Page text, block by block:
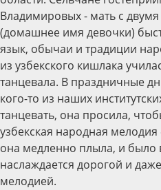
Владимировых - мать с
(домашнее имя девочки)
язык, обычаи и традиции
из узбекского кишлака
танцевала. В праздничные
кого-то из наших
танцевать, она просила,
узбекская народная
она медленно плыла, и было
наслаждается дорогой и
мелодией.